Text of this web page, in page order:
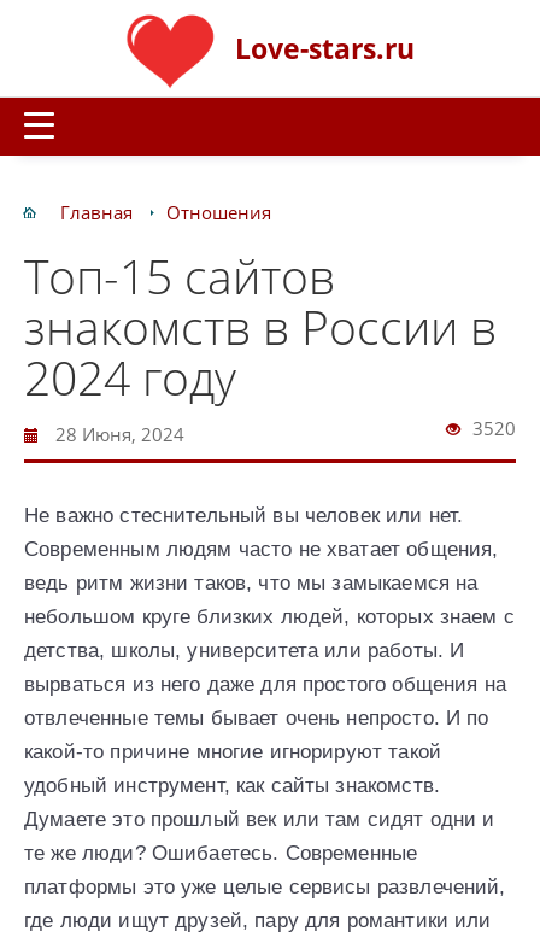
Love-stars.ru
Главная Отношения
Топ-15 сайтов
знакомств в России в
2024 году
28 Июня, 2024 3520
Не важно стеснительный вы человек или нет.
Современным людям часто не хватает общения,
ведь ритм жизни таков, что мы замыкаемся на
небольшом круге близких людей, которых знаем с
детства, школы, университета или работы. И
вырваться из него даже для простого общения на
отвлеченные темы бывает очень непросто. И по
какой-то причине многие игнорируют такой
удобный инструмент, как сайты знакомств.
Думаете это прошлый век или там сидят одни и
те же люди? Ошибаетесь. Современные
платформы это уже целые сервисы развлечений,
где люди ищут друзей, пару для романтики или